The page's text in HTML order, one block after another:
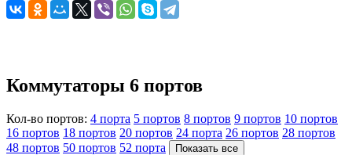
Коммутаторы 6 портов
Кол-во портов: 4 порта 5 портов 8 портов 9 портов 10 портов
16 портов 18 портов 20 портов 24 порта 26 портов 28 портов
48 портов 50 портов 52 порта Показать все